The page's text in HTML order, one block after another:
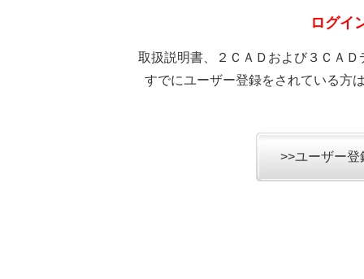
ログイ
取扱説明書、２ＣＡＤおよび３ＣＡ
すでにユーザー登録をされている方
>>ユーザー